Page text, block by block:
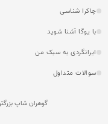
چاکرا شناسی
با یوگا آشنا شوید
ایرانگردی به سبک من
سوالات متداول
گوهران شاپ